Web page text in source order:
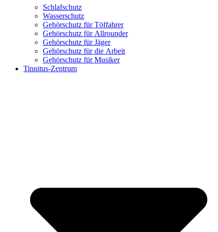
Schlafschutz
Wasserschutz
Gehörschutz für Töffahrer
Gehörschutz für Allrounder
Gehörschutz für Jäger
Gehörschutz für die Arbeit
Gehörschutz für Musiker
Tinnitus-Zentrum